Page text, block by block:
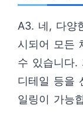
A3. 네, 다양
시되어 모든
수 있습니다.
디테일 등을
일링이 가능